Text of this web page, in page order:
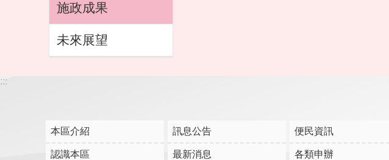
施政成果
未來展望
:::
本區介紹
認識本區
訊息公告
最新消息
便民資訊
各類申辦